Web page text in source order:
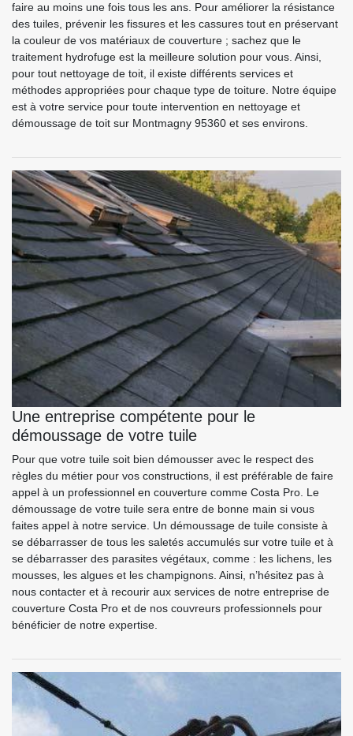
faire au moins une fois tous les ans. Pour améliorer la résistance
des tuiles, prévenir les fissures et les cassures tout en préservant
la couleur de vos matériaux de couverture ; sachez que le
traitement hydrofuge est la meilleure solution pour vous. Ainsi,
pour tout nettoyage de toit, il existe différents services et
méthodes appropriées pour chaque type de toiture. Notre équipe
est à votre service pour toute intervention en nettoyage et
démoussage de toit sur Montmagny 95360 et ses environs.
Une entreprise compétente pour le
démoussage de votre tuile
Pour que votre tuile soit bien démousser avec le respect des
règles du métier pour vos constructions, il est préférable de faire
appel à un professionnel en couverture comme Costa Pro. Le
démoussage de votre tuile sera entre de bonne main si vous
faites appel à notre service. Un démoussage de tuile consiste à
se débarrasser de tous les saletés accumulés sur votre tuile et à
se débarrasser des parasites végétaux, comme : les lichens, les
mousses, les algues et les champignons. Ainsi, n’hésitez pas à
nous contacter et à recourir aux services de notre entreprise de
couverture Costa Pro et de nos couvreurs professionnels pour
bénéficier de notre expertise.